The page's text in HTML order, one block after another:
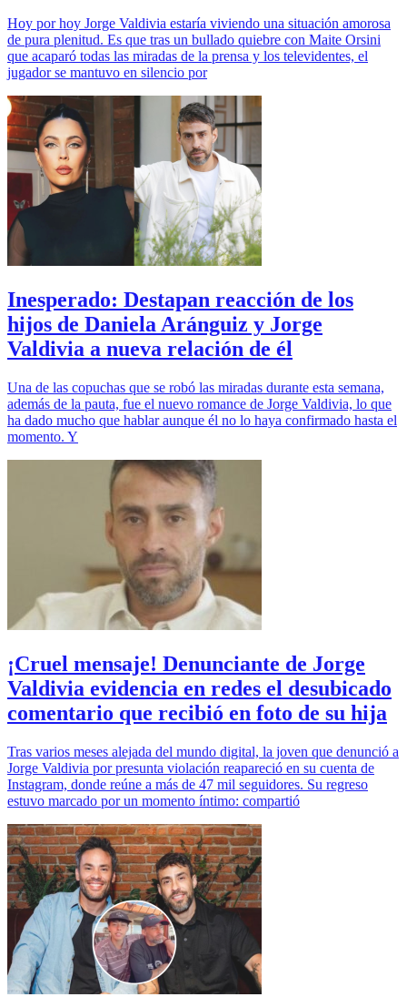
Hoy por hoy Jorge Valdivia estaría viviendo una situación amorosa
de pura plenitud. Es que tras un bullado quiebre con Maite Orsini
que acaparó todas las miradas de la prensa y los televidentes, el
jugador se mantuvo en silencio por
Inesperado: Destapan reacción de los
hijos de Daniela Aránguiz y Jorge
Valdivia a nueva relación de él
Una de las copuchas que se robó las miradas durante esta semana,
además de la pauta, fue el nuevo romance de Jorge Valdivia, lo que
ha dado mucho que hablar aunque él no lo haya confirmado hasta el
momento. Y
¡Cruel mensaje! Denunciante de Jorge
Valdivia evidencia en redes el desubicado
comentario que recibió en foto de su hija
Tras varios meses alejada del mundo digital, la joven que denunció a
Jorge Valdivia por presunta violación reapareció en su cuenta de
Instagram, donde reúne a más de 47 mil seguidores. Su regreso
estuvo marcado por un momento íntimo: compartió